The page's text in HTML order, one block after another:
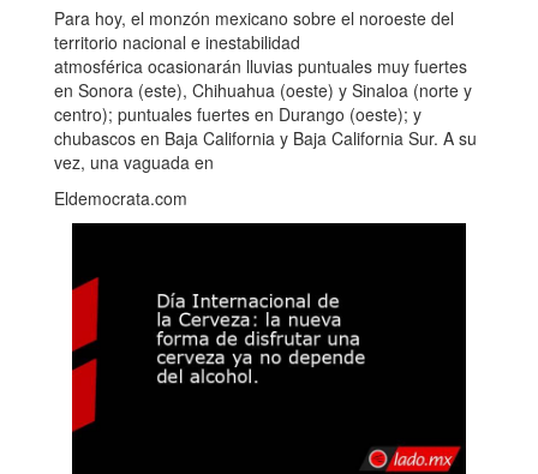
Para hoy, el monzón mexicano sobre el noroeste del
territorio nacional e inestabilidad
atmosférica ocasionarán lluvias puntuales muy fuertes
en Sonora (este), Chihuahua (oeste) y Sinaloa (norte y
centro); puntuales fuertes en Durango (oeste); y
chubascos en Baja California y Baja California Sur. A su
vez, una vaguada en
Eldemocrata.com